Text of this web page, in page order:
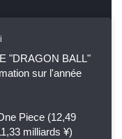
"DRAGON BALL"
sur l'année
Piece (12,49
milliards ¥)